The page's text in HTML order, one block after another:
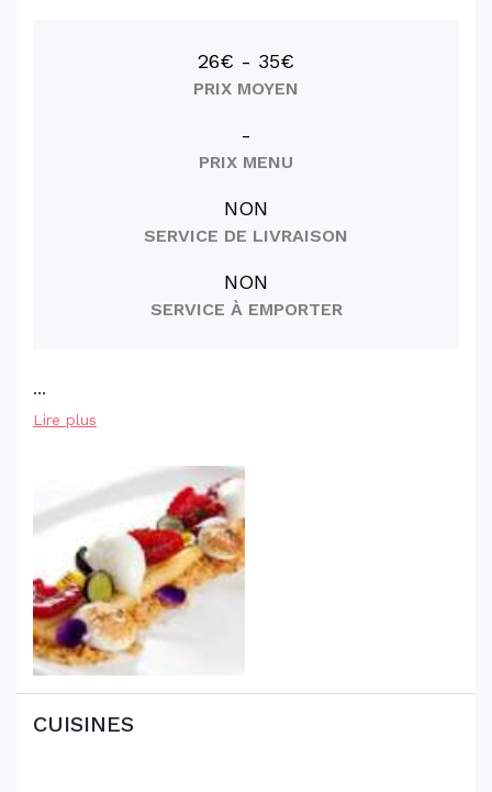
26€ - 35€
PRIX MOYEN
-
PRIX MENU
NON
SERVICE DE LIVRAISON
NON
SERVICE À EMPORTER
...
Lire plus
CUISINES